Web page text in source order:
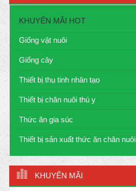
KHUYẾN MÃI HOT
Giống vật nuôi
Giống cây
Thiết bị thụ tinh nhân tạo
Thiết bị chăn nuôi thú y
Thức ăn gia súc
Thiết bị sản xuất thức ăn chăn nuôi
KHUYẾN MÃI